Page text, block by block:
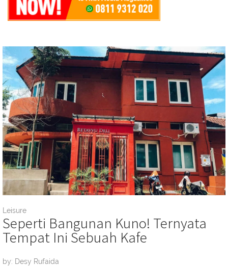
Leisure
Seperti Bangunan Kuno! Ternyata
Tempat Ini Sebuah Kafe
by: Desy Rufaida